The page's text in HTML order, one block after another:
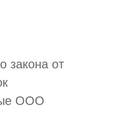
закона от
ООО